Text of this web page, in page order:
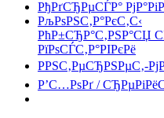
РђРґСЂРµСЃР°
РљРѕРЅС‚Р°РєС‚С‹
РћР±СЂР°С‚РЅР°СЏ
РїРѕСЃС‚Р°РІРєРё
РРЅС‚РµСЂРЅРµС‚-
Р’С…РѕРґ /